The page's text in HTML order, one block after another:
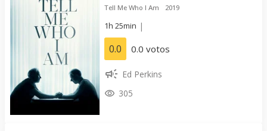
Tell Me Who I Am 2019
1h 25min |
0.0 0.0 votos
Ed Perkins
305